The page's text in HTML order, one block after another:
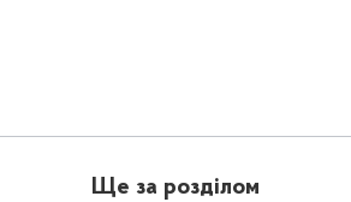
Ще за розділом